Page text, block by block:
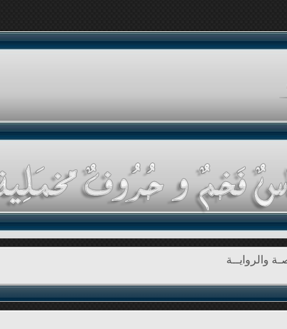
والروايــة